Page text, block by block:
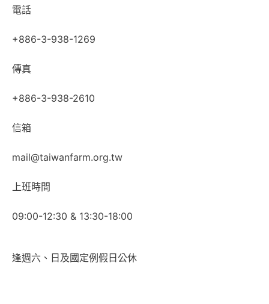
電話
+886-3-938-1269
傳真
+886-3-938-2610
信箱
mail@taiwanfarm.org.tw
上班時間
09:00-12:30 & 13:30-18:00
逢週六、日及國定例假日公休